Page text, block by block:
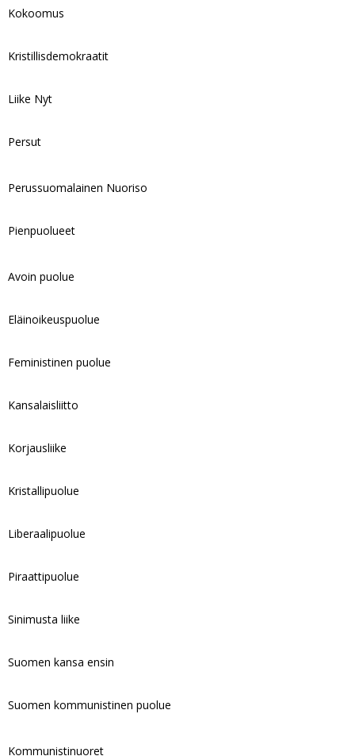
Kokoomus
Kristillisdemokraatit
Liike Nyt
Persut
Perussuomalainen Nuoriso
Pienpuolueet
Avoin puolue
Eläinoikeuspuolue
Feministinen puolue
Kansalaisliitto
Korjausliike
Kristallipuolue
Liberaalipuolue
Piraattipuolue
Sinimusta liike
Suomen kansa ensin
Suomen kommunistinen puolue
Kommunistinuoret